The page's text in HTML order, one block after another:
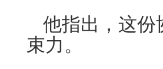
他指出，这份
束力。